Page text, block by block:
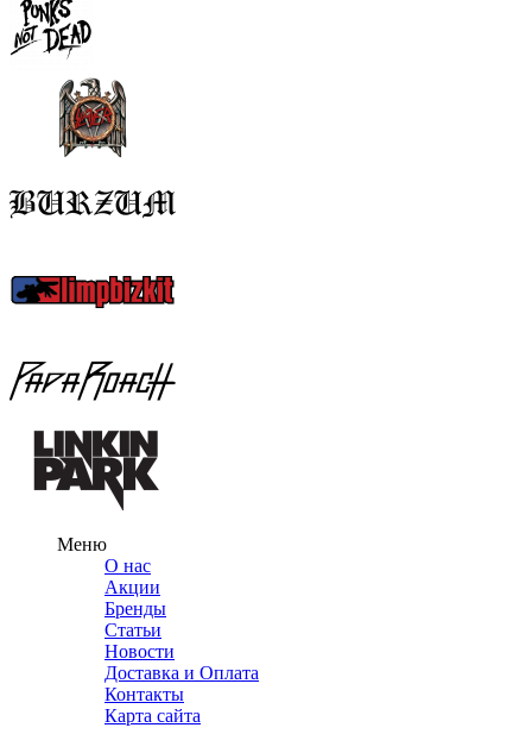
Меню
О нас
Акции
Бренды
Статьи
Новости
Доставка и Оплата
Контакты
Карта сайта